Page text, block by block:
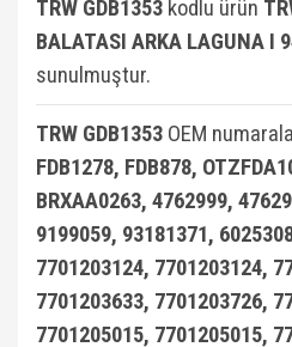
TRW GDB1353 kodlu ürün
BALATASI ARKA LAGUNA I
sunulmuştur.
TRW GDB1353 OEM
FDB1278, FDB878,
BRXAA0263, 4762999,
9199059, 93181371,
7701203124, 7701203124,
7701203633, 7701203726,
7701205015, 7701205015,